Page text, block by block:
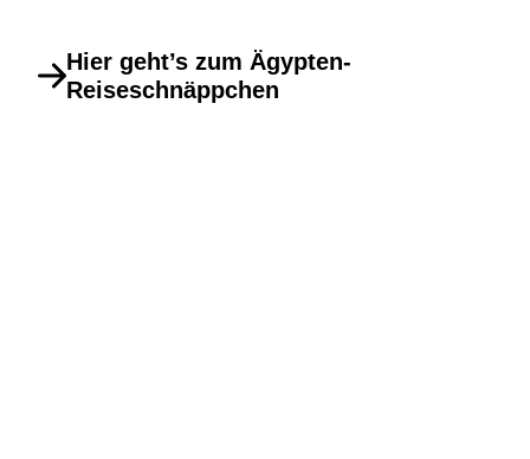
Hier geht’s zum Ägypten-
Reiseschnäppchen